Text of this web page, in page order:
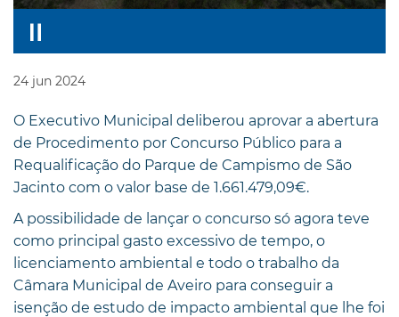
24 jun 2024
O Executivo Municipal deliberou aprovar a abertura
de Procedimento por Concurso Público para a
Requalificação do Parque de Campismo de São
Jacinto com o valor base de 1.661.479,09€.
A possibilidade de lançar o concurso só agora teve
como principal gasto excessivo de tempo, o
licenciamento ambiental e todo o trabalho da
Câmara Municipal de Aveiro para conseguir a
isenção de estudo de impacto ambiental que lhe foi